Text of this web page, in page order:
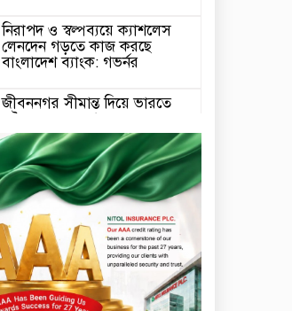
নিরাপদ ও স্বল্পব্যয়ে ক্যাশলেস
লেনদেন গড়তে কাজ করছে
বাংলাদেশ ব্যাংক: গভর্নর
জীবননগর সীমান্ত দিয়ে ভারতে
অবৈধ অনুপ্রবেশের সময় ৮
বাংলাদেশি নারী আটক
মাধবপুর গৃহবধূর ঝুলন্ত মরদেহ
উদ্ধার করছে পুলিশ
চ্যানেল আইয়ের ‘আমরাই
বাংলাদেশ’ টকশোতে সাইফুল
ইসলাম সোহেল ও চিত্রনায়ক ডিএ
তায়েব